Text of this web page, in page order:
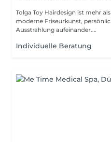
Tolga Toy Hairdesign ist mehr als ein
moderne Friseurkunst,
Ausstrahlung aufeinander....
Individuelle Beratung